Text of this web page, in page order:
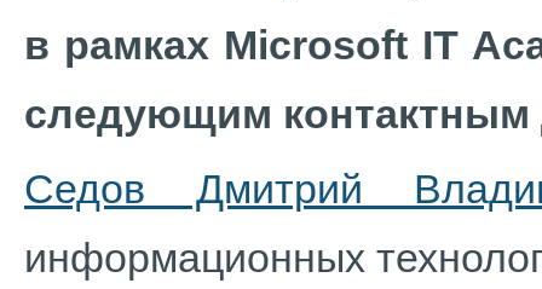
в рамках Microsoft IT
следующим
Седов Дмитрий
информационных